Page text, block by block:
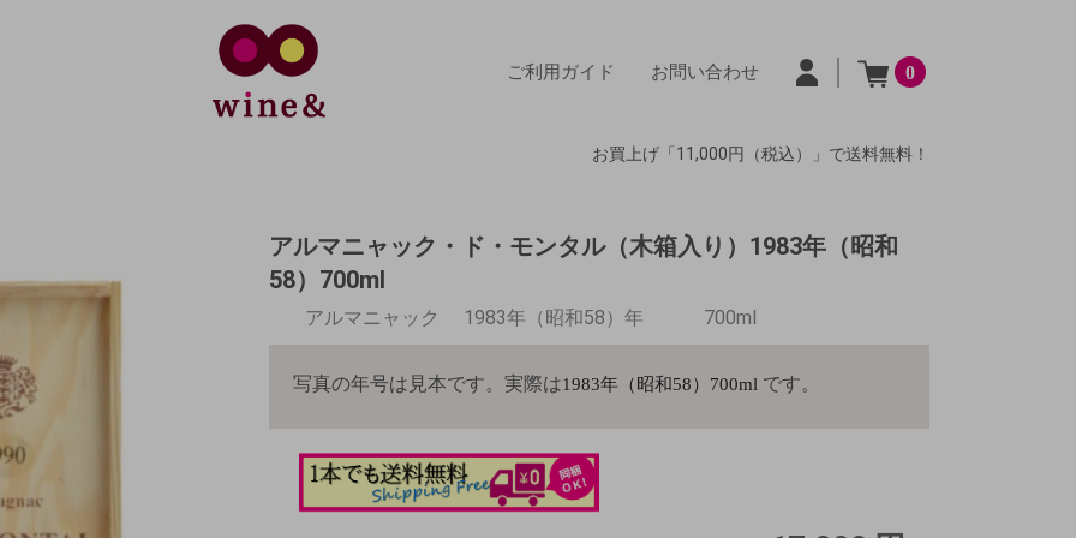
ご利用ガイド お問い合わせ 0
お買上げ「11,000円（税込）」で送料無料！
アルマニャック・ド・モンタル（木箱入り）1983年（昭和
58）700ml
アルマニャック 1983年（昭和58）年 700ml
写真の年号は見本です。実際は1983年（昭和58） 700ml です。